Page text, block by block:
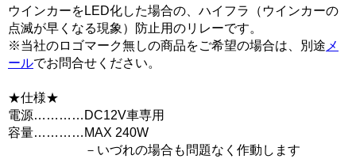
ウインカーをLED化した場合の、ハイフラ（ウインカーの
点滅が早くなる現象）防止用のリレーです。
※当社のロゴマーク無しの商品をご希望の場合は、別途 メ
ールでお問合せください。
★仕様★
電源…………DC12V車専用
容量…………MAX 240W
－いづれの場合も問題なく作動します